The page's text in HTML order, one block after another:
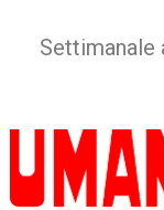
Settimanale